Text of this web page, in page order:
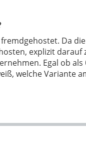
Da
explizit
Egal ob
welche Variante